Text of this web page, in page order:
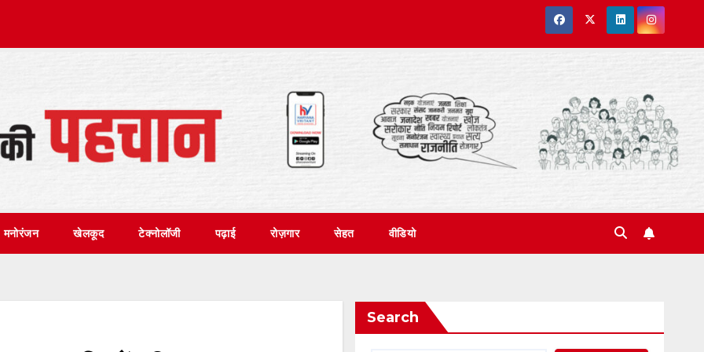
मनोरंजन खेलकूद टेक्नोलॉजी पढ़ाई रोज़गार सेहत वीडियो
Search